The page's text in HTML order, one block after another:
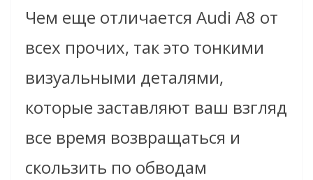
Чем еще отличается Audi A8 от
всех прочих, так это тонкими
визуальными деталями,
которые заставляют ваш взгляд
все время возвращаться и
скользить по обводам